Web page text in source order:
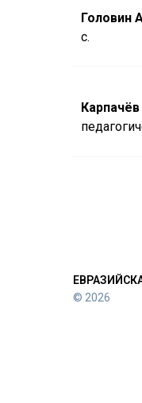
Головин
с.
© 2026